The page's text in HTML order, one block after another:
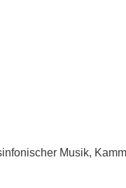
Musik,